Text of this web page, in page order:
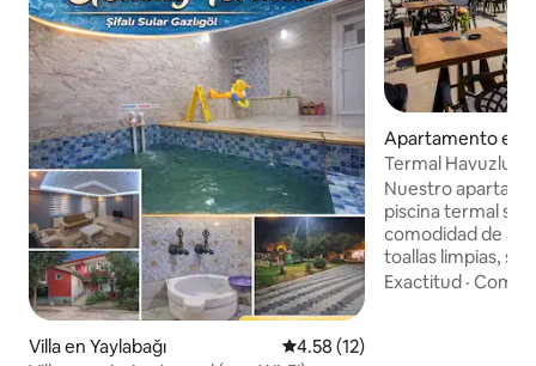
Villa en Yaylabağı Calificación promedio: 4.58 de
4.58 (12)
Apartamento en
r
Termal Havuzlu
Apartment
Nuestro
piscina termal se
comodidad de 5
toallas limpias,
zapatillas. Hay
Exactitud ·